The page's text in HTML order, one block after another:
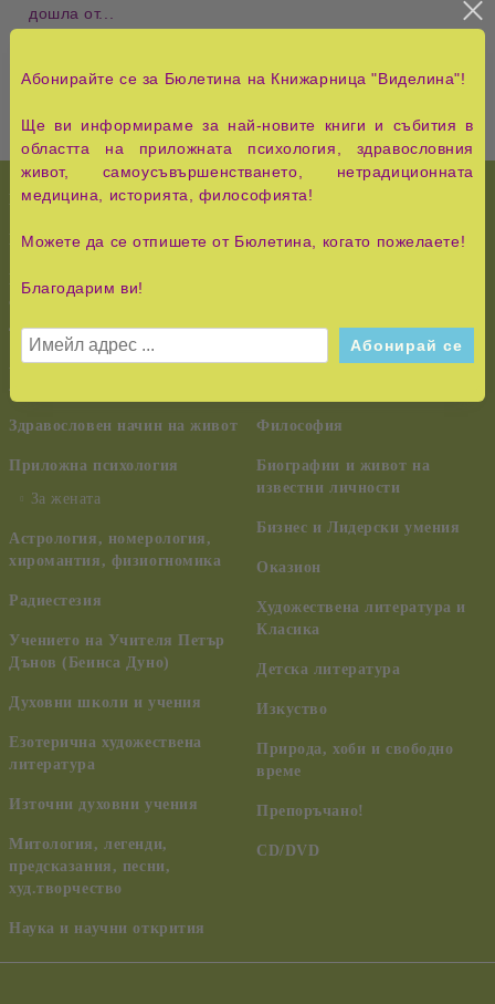
дошла от...
НОВО!
КУРС НА ЧУДЕСАТА
Езотерика,
самоусъвършенстване,
духовно развитие
Алтернативна медицина и
лечение
Здравословен начин на живот
Приложна психология
За жената
Астрология, номерология,
хиромантия, физиогномика
Радиестезия
Учението на Учителя Петър
Дънов (Беинса Дуно)
Духовни школи и учения
Езотерична художествена
литература
Източни духовни учения
Митология, легенди,
предсказания, песни,
худ.творчество
Наука и научни открития
История и Съвременност
Педагогика, семейство,
Шаманизъм, индиански
учения, древни цивилизации,
Философия
Биографии и живот на
известни личности
Бизнес и Лидерски умения
Оказион
Художествена литература и
Класика
Детска литература
Изкуство
Природа, хоби и свободно
време
Препоръчано!
CD/DVD
Абонирайте се за Бюлетина на Книжарница "Виделина"!
Ще ви информираме за най-новите книги и събития в
областта на приложната психология, здравословния
живот, самоусъвършенстването, нетрадиционната
медицина, историята, философията!
Можете да се отпишете от Бюлетина, когато пожелаете!
Благодарим ви!